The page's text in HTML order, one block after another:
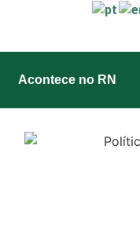
Acontece no RN